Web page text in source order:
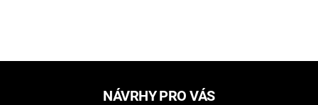
NÁVRHY PRO VÁS